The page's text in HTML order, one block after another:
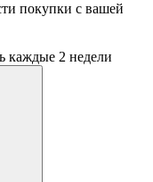
покупки с вашей
каждые 2 недели